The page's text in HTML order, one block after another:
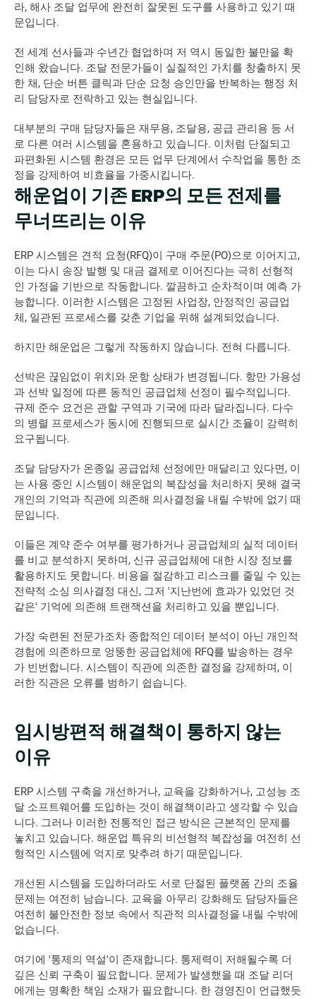
라, 해사 조달 업무에 완전히 잘못된 도구를 사용하고 있기 때
문입니다.
전 세계 선사들과 수년간 협업하며 저 역시 동일한 불만을 확
인해 왔습니다. 조달 전문가들이 실질적인 가치를 창출하지 못
한 채, 단순 버튼 클릭과 단순 요청 승인만을 반복하는 행정 처
리 담당자로 전락하고 있는 현실입니다.
대부분의 구매 담당자들은 재무용, 조달용, 공급 관리용 등 서
로 다른 여러 시스템을 혼용하고 있습니다. 이처럼 단절되고
파편화된 시스템 환경은 모든 업무 단계에서 수작업을 통한 조
정을 강제하여 비효율을 가중시킵니다.
해운업이 기존 ERP의 모든 전제를
무너뜨리는 이유
ERP 시스템은 견적 요청(RFQ)이 구매 주문(PO)으로 이어지고,
이는 다시 송장 발행 및 대금 결제로 이어진다는 극히 선형적
인 가정을 기반으로 작동합니다. 깔끔하고 순차적이며 예측 가
능합니다. 이러한 시스템은 고정된 사업장, 안정적인 공급업
체, 일관된 프로세스를 갖춘 기업을 위해 설계되었습니다.
하지만 해운업은 그렇게 작동하지 않습니다. 전혀 다릅니다.
선박은 끊임없이 위치와 운항 상태가 변경됩니다. 항만 가용성
과 선박 일정에 따른 동적인 공급업체 선정이 필수적입니다.
규제 준수 요건은 관할 구역과 기국에 따라 달라집니다. 다수
의 병렬 프로세스가 동시에 진행되므로 실시간 조율이 강력히
요구됩니다.
조달 담당자가 온종일 공급업체 선정에만 매달리고 있다면, 이
는 사용 중인 시스템이 해운업의 복잡성을 처리하지 못해 결국
개인의 기억과 직관에 의존해 의사결정을 내릴 수밖에 없기 때
문입니다.
이들은 계약 준수 여부를 평가하거나 공급업체의 실적 데이터
를 비교 분석하지 못하며, 신규 공급업체에 대한 시장 정보를
활용하지도 못합니다. 비용을 절감하고 리스크를 줄일 수 있는
전략적 소싱 의사결정 대신, 그저 '지난번에 효과가 있었던 것
같은' 기억에 의존해 트랜잭션을 처리하고 있을 뿐입니다.
가장 숙련된 전문가조차 종합적인 데이터 분석이 아닌 개인적
경험에 의존하므로 엉뚱한 공급업체에 RFQ를 발송하는 경우
가 빈번합니다. 시스템이 직관에 의존한 결정을 강제하며, 이
러한 직관은 오류를 범하기 쉽습니다.
임시방편적 해결책이 통하지 않는
이유
ERP 시스템 구축을 개선하거나, 교육을 강화하거나, 고성능 조
달 소프트웨어를 도입하는 것이 해결책이라고 생각할 수 있습
니다. 그러나 이러한 전통적인 접근 방식은 근본적인 문제를
놓치고 있습니다. 해운업 특유의 비선형적 복잡성을 여전히 선
형적인 시스템에 억지로 맞추려 하기 때문입니다.
개선된 시스템을 도입하더라도 서로 단절된 플랫폼 간의 조율
문제는 여전히 남습니다. 교육을 아무리 강화해도 담당자들은
여전히 불안전한 정보 속에서 직관적 의사결정을 내릴 수밖에
없습니다.
여기에 '통제의 역설'이 존재합니다. 통제력이 저해될수록 더
깊은 신뢰 구축이 필요합니다. 문제가 발생했을 때 조달 리더
에게는 명확한 책임 소재가 필요합니다. 한 경영진이 언급했듯